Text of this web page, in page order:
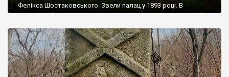
Фелікса Шостаковського. Звели палац у 1893 році. В
радянський період у ньому спочатку містилася школа, потім
століття тут розмістили туберкульозну лікарню. Коли із
палацу виїхала лікарня – ми точно не […]